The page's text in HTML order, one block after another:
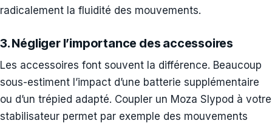
radicalement la fluidité des mouvements.
3. Négliger l’importance des accessoires
Les accessoires font souvent la différence. Beaucoup
sous-estiment l’impact d’une batterie supplémentaire
ou d’un trépied adapté. Coupler un Moza Slypod à votre
stabilisateur permet par exemple des mouvements